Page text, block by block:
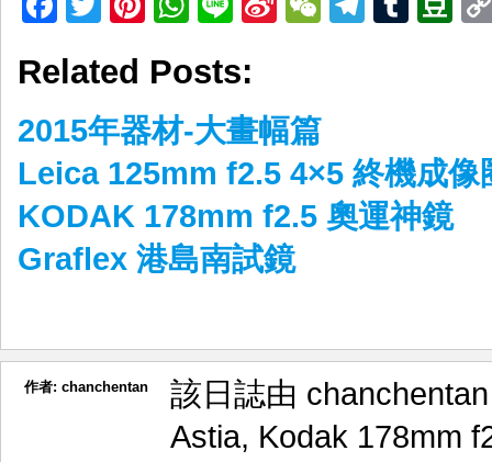
Related Posts:
2015年器材-大畫幅篇
Leica 125mm f2.5 4×5 終機成像
KODAK 178mm f2.5 奧運神鏡
Graflex 港島南試鏡
作者: chanchentan
該日誌由
Astia, Kodak 178mm